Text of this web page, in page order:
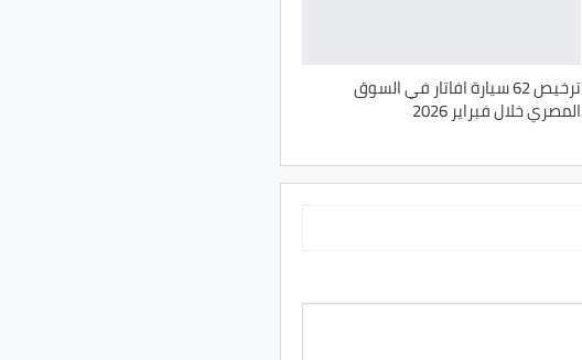
ترخيص 62 سيارة افاتار في السوق
المصري خلال فبراير 2026